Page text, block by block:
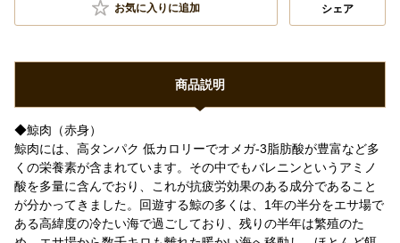
お気に入りに追加 シェア
商品説明
◆鯨肉（赤身）
鯨肉には、高タンパク 低カロリーでオメガ-3脂肪酸が豊富など多
くの栄養素が含まれています。その中でもバレニンというアミノ
酸を多量に含んでおり、これが抗疲労効果のある成分であること
が分かってきました。回遊する鯨の多くは、1年の半分をエサ場で
ある高緯度の冷たい海で過ごしており、残りの半年は繁殖のた